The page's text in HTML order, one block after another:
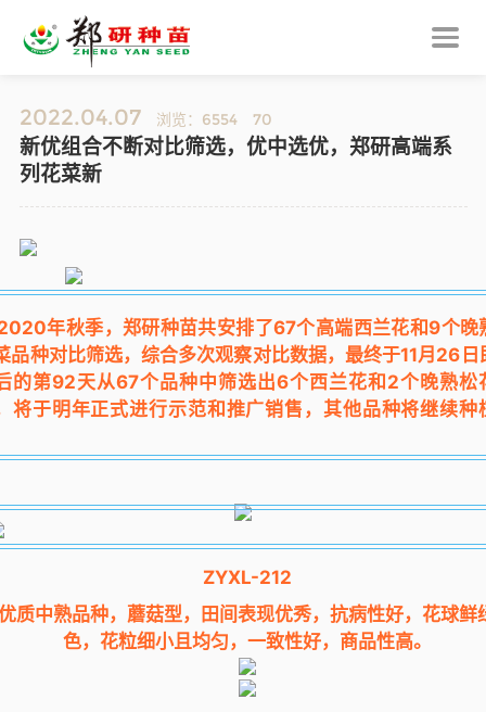
2022.04.07 浏览：6554 70
新优组合不断对比筛选，优中选优，郑研高端系
列花菜新
年秋季，郑研种苗共安排了67个高端西兰花和9个晚
品种对比筛选，综合多次观察对比数据，最终于11月26日
的第92天从67个品种中筛选出6个西兰花和2个晚熟松
将于明年正式进行示范和推广销售，其他品种将继续种
ZYXL-212
质中熟品种，蘑菇型，田间表现优秀，抗病性好，花球鲜
色，花粒细小且均匀，一致性好，商品性高。